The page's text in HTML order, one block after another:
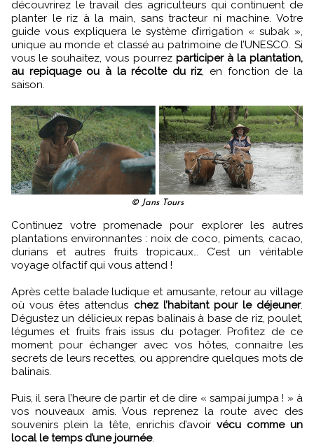
découvrirez le travail des agriculteurs qui continuent de
planter le riz à la main, sans tracteur ni machine. Votre
guide vous expliquera le système d’irrigation « subak »,
unique au monde et classé au patrimoine de l’UNESCO. Si
vous le souhaitez, vous pourrez participer à la plantation,
au repiquage ou à la récolte du riz, en fonction de la
saison.
© Jans Tours
Continuez votre promenade pour explorer les autres
plantations environnantes : noix de coco, piments, cacao,
durians et autres fruits tropicaux… C’est un véritable
voyage olfactif qui vous attend !
Après cette balade ludique et amusante, retour au village
où vous êtes attendus chez l’habitant pour le déjeuner.
Dégustez un délicieux repas balinais à base de riz, poulet,
légumes et fruits frais issus du potager. Profitez de ce
moment pour échanger avec vos hôtes, connaitre les
secrets de leurs recettes, ou apprendre quelques mots de
balinais.
Puis, il sera l’heure de partir et de dire « sampai jumpa ! » à
vos nouveaux amis. Vous reprenez la route avec des
souvenirs plein la tête, enrichis d’avoirvécu comme un
local le temps d’une journée.